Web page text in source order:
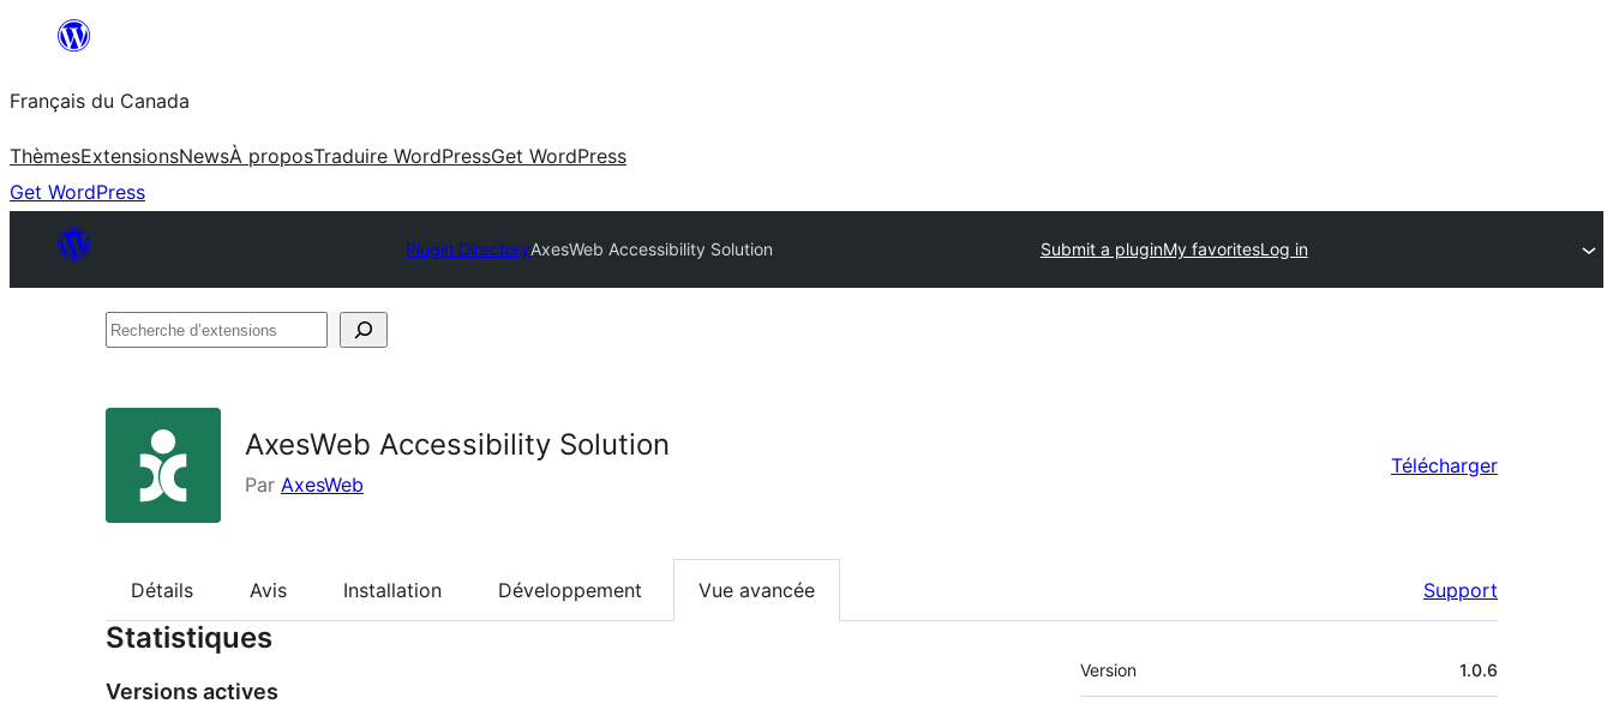
contenu
Français du Canada
ThèmesExtensionsNewsÀ proposTraduire WordPressGet WordPress
Get WordPress
Plugin DirectoryAxesWeb Accessibility Solution Submit a pluginMy favoritesLog in
Recherche
AxesWeb Accessibility Solution
Par AxesWeb
Télécharger
Détails Avis Installation Développement Vue avancée Support
Statistiques
Versions actives
Méta
Version 1.0.6